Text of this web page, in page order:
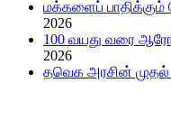
மக்களைப்
2026
100 வயது வரை
2026
தவெக அரசின் முதல்